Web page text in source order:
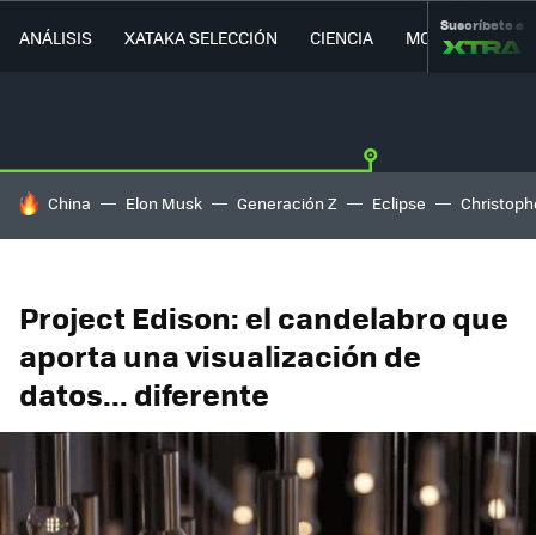
ANÁLISIS XATAKA SELECCIÓN CIENCIA MOVILIDAD
Suscríbete a
HOY SE HABLA DE
China Elon Musk Generación Z Eclipse
Project Edison: el candelabro que
aporta una visualización de
datos... diferente